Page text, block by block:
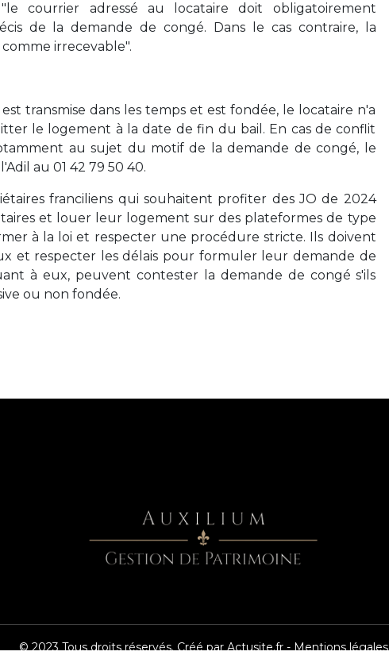
courrier adressé au locataire doit obligatoirement
de la demande de congé. Dans le cas contraire, la
irrecevable".
transmise dans les temps et est fondée, le locataire n'a
le logement à la date de fin du bail. En cas de conflit
au sujet du motif de la demande de congé, le
au 01 42 79 50 40.
franciliens qui souhaitent profiter des JO de 2024
et louer leur logement sur des plateformes de type
à la loi et respecter une procédure stricte. Ils doivent
et respecter les délais pour formuler leur demande de
à eux, peuvent contester la demande de congé s'ils
ou non fondée.
© 2023 Tous droits réservés. Créé parActusite.fr-Mentions légales